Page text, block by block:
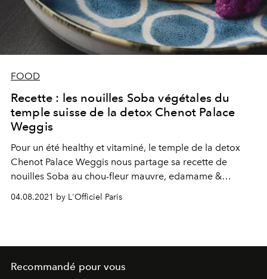
FOOD
Recette : les nouilles Soba végétales du
temple suisse de la detox Chenot Palace
Weggis
Pour un été healthy et vitaminé, le temple de la detox
Chenot Palace Weggis nous partage sa recette de
nouilles Soba au chou-fleur mauvre, edamame &
tomates cerises confites. Un plat innovant avec son arc-
en-ciel de légumes frais, pour une cuisine qui allie
04.08.2021 by L'Officiel Paris
Recommandé pour vous